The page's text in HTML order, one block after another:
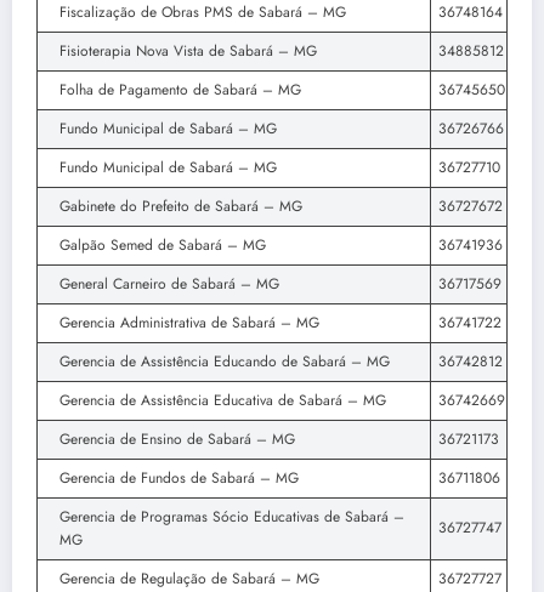
Fiscalização de Obras PMS de Sabará – MG
36748164
Fisioterapia Nova Vista de Sabará – MG
34885812
Folha de Pagamento de Sabará – MG
36745650
Fundo Municipal de Sabará – MG
36726766
Fundo Municipal de Sabará – MG
36727710
Gabinete do Prefeito de Sabará – MG
36727672
Galpão Semed de Sabará – MG
36741936
General Carneiro de Sabará – MG
36717569
Gerencia Administrativa de Sabará – MG
36741722
Gerencia de Assistência Educando de Sabará – MG
36742812
Gerencia de Assistência Educativa de Sabará – MG
36742669
Gerencia de Ensino de Sabará – MG
36721173
Gerencia de Fundos de Sabará – MG
36711806
Gerencia de Programas Sócio Educativas de Sabará –
MG
36727747
Gerencia de Regulação de Sabará – MG
36727727